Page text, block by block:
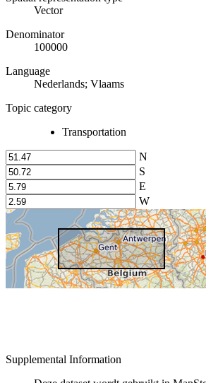
Vector
Denominator
100000
Language
Nederlands; Vlaams
Topic category
Transportation
N
S
E
W
Supplemental Information